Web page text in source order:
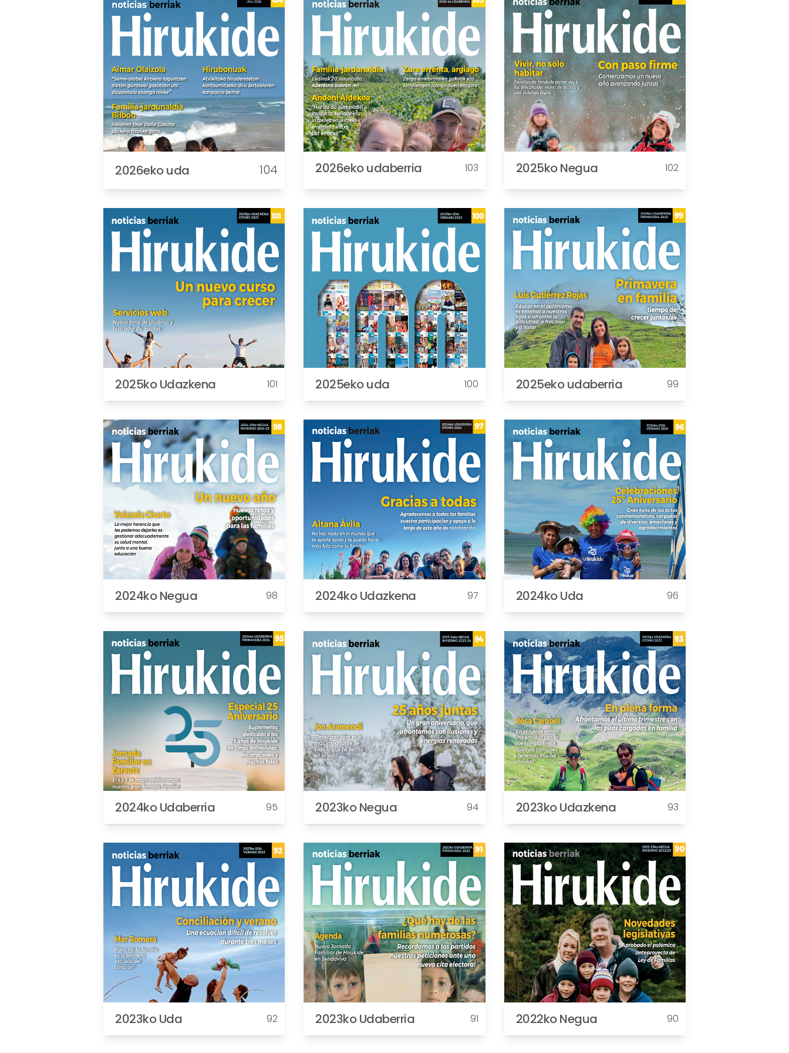
2026eko uda 104 2026eko udaberria 103 2025ko Negua 102
2025ko Udazkena 101 2025eko uda 100 2025eko udaberria 99
2024ko Negua 98 2024ko Udazkena 97 2024ko Uda 96
2024ko Udaberria 95 2023ko Negua 94 2023ko Udazkena 93
2023ko Uda 92 2023ko Udaberria 91 2022ko Negua 90